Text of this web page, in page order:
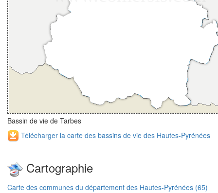
Bassin de vie de Tarbes
Télécharger la carte des bassins de vie des Hautes-Pyrénées
Cartographie
Carte des communes du département des Hautes-Pyrénées (65)